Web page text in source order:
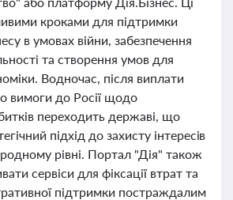
кроками для підтримки
в умовах війни, забезпечення
та створення умов для
Водночас, після виплати
вимоги до Росії щодо
переходить державі, що
підхід до захисту інтересів
рівні. Портал "Дія" також
сервіси для фіксації втрат та
підтримки постраждалим